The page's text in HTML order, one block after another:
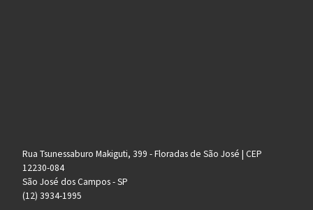
Rua Tsunessaburo Makiguti, 399 - Floradas de São José | CEP
12230-084
São José dos Campos - SP
(12) 3934-1995